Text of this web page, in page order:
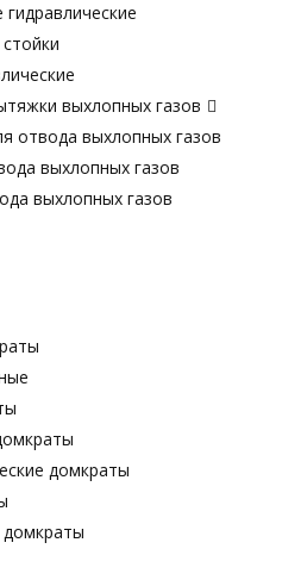
выхлопных газов
отвода выхлопных газов
выхлопных газов
выхлопных газов
домкраты